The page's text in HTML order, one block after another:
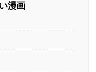
漫画